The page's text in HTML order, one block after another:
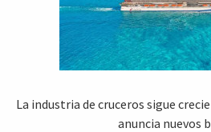
La industria de cruceros sigue
anuncia nuevos